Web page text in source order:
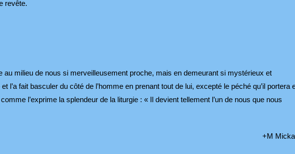
revête.
au milieu de nous si merveilleusement proche, mais en demeurant si mystérieux et
l’a fait basculer du côté de l’homme en prenant tout de lui, excepté le péché qu’il portera
l’exprime la splendeur de la liturgie : « Il devient tellement l’un de nous que nous
+M